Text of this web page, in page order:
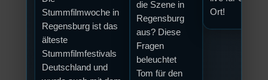
Stummfilmwoche in
Regensburg ist das
älteste
Stummfilmfestivals
Deutschland und
die Szene in
Regensburg
aus? Diese
Fragen
beleuchtet
Tom für den
Ort!